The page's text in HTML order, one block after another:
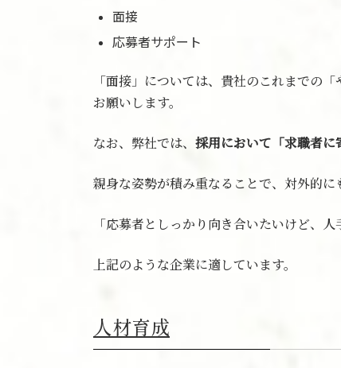
面接
応募者サポート
「面接」については、貴社のこれまでの
お願いします。
なお、弊社では、 採用において「求職者に
親身な姿勢が積み重なることで、対外的に
「応募者としっかり向き合いたいけど、
上記のような企業に適しています。
人材育成